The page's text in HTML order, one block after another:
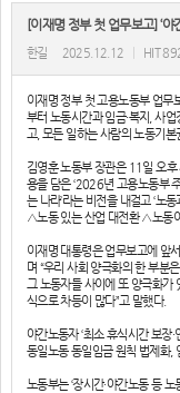
[이재명 정부 첫 업무보고] ‘
한길 2025.12.12 HIT
이재명 정부 첫 고용노동부 업무
부터 노동시간과 임금·복지, 사
고, 모든 일하는 사람의 노동기
김영훈 노동부 장관은 11일 오
용을 담은 ‘2026년 고용노동부
는 나라’라는 비전을 내걸고 ‘노
△노동 있는 산업 대전환 △노동
이재명 대통령은 업무보고에 앞
며 “우리 사회 양극화의 한 부분
그 노동자들 사이에 또 양극화가
식으로 차등이 많다”고 말했다.
야간노동자 ‘최소 휴식시간 보장·
동일노동 동일임금 원칙 법제화,
노동부는 ‘장시간·야간노동 등